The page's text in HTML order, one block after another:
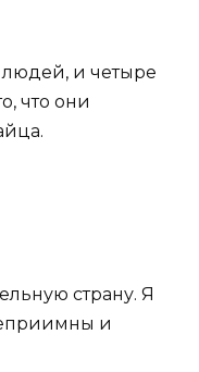
и четыре
что они
страну. Я
и